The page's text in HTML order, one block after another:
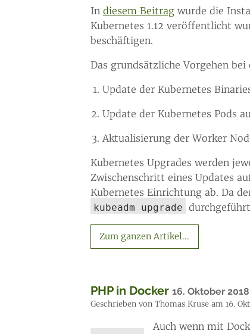
In diesem Beitrag wurde die
Kubernetes 1.12 veröffentlicht
beschäftigen.
Das grundsätzliche Vorgehen
Update der Kubernetes
Update der Kubernetes Pods
Aktualisierung der Worker
Kubernetes Upgrades werden
Zwischenschritt eines Updates
Kubernetes Einrichtung ab. Da
kubeadm upgrade
Zum ganzen Artikel...
PHP in Docker 16. Oktober 2018
Geschrieben von Thomas Kruse am 16.
Auch wenn mit